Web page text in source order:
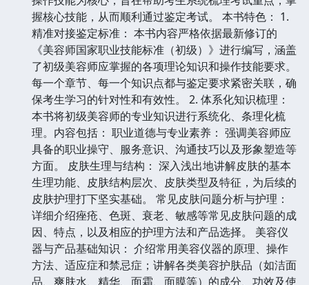
握核心技能，从而顺利通过鉴定考试。 本书特色： 1.
精准对接鉴定标准： 本书内容严格依据最新修订的
《美容师国家职业技能标准（初级）》进行编写，涵盖
了初级美容师应掌握的各项理论知识和操作技能要求。
每一个章节、每一个知识点都与鉴定要求紧密关联，确
保考生学习的针对性和有效性。 2. 体系化知识梳理：
本书将初级美容师的专业知识进行系统化、条理化梳
理。内容包括： 职业道德与专业素养： 强调美容师应
具备的职业操守、服务意识、沟通技巧以及形象塑造等
方面。 皮肤生理与结构： 深入浅出地讲解皮肤的基本
生理功能、皮肤结构层次、皮肤类型及特征，为后续的
皮肤护理打下坚实基础。 常见皮肤问题分析与护理：
详细介绍痤疮、色斑、衰老、敏感等常见皮肤问题的成
因、特点，以及相应的护理方法和产品选择。 美容仪
器与产品基础知识： 介绍常用美容仪器的原理、操作
方法、适应症和禁忌症；讲解各类美容护肤品（如洁面
品、爽肤水、精华、面霜、面膜等）的成分、功效及使